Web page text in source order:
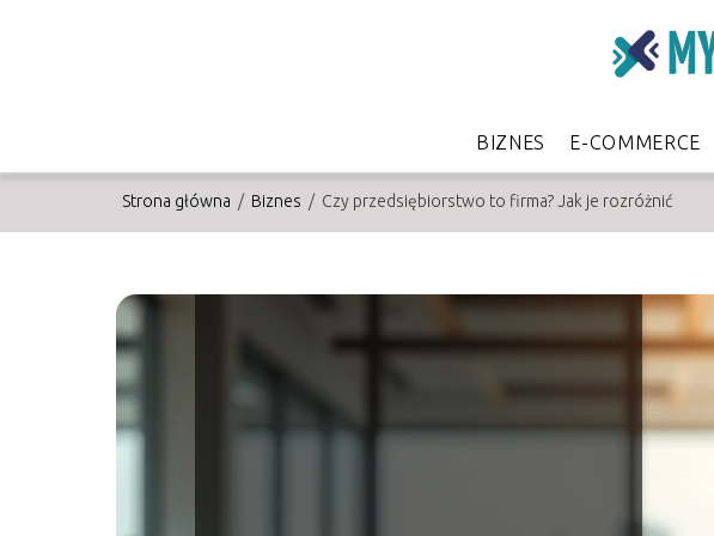
BIZNES E-COMMERCE
Strona główna / Biznes / Czy przedsiębiorstwo to firma? Jak je rozróżnić